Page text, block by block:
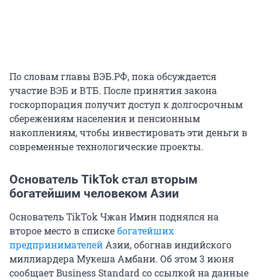
По словам главы ВЭБ.РФ, пока обсуждается
участие ВЭБ и ВТБ. После принятия закона
госкорпорация получит доступ к долгосрочным
сбережениям населения и пенсионным
накоплениям, чтобы инвестировать эти деньги в
современные технологические проекты.
Основатель TikTok стал вторым
богатейшим человеком Азии
Основатель TikTok Чжан Имин поднялся на
второе место в спискебогатейших
предпринимателейАзии, обогнав индийского
миллиардера Мукеша Амбани. Об этом 3 июня
сообщает Business Standard со ссылкой на данные